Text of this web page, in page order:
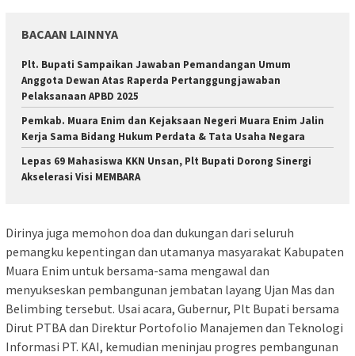
BACAAN LAINNYA
Plt. Bupati Sampaikan Jawaban Pemandangan Umum
Anggota Dewan Atas Raperda Pertanggungjawaban
Pelaksanaan APBD 2025
Pemkab. Muara Enim dan Kejaksaan Negeri Muara Enim Jalin
Kerja Sama Bidang Hukum Perdata & Tata Usaha Negara
Lepas 69 Mahasiswa KKN Unsan, Plt Bupati Dorong Sinergi
Akselerasi Visi MEMBARA
Dirinya juga memohon doa dan dukungan dari seluruh
pemangku kepentingan dan utamanya masyarakat Kabupaten
Muara Enim untuk bersama-sama mengawal dan
menyukseskan pembangunan jembatan layang Ujan Mas dan
Belimbing tersebut. Usai acara, Gubernur, Plt Bupati bersama
Dirut PTBA dan Direktur Portofolio Manajemen dan Teknologi
Informasi PT. KAI, kemudian meninjau progres pembangunan